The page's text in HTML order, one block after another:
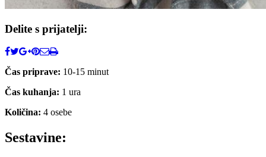
Delite s prijatelji:
Čas priprave: 10-15 minut
Čas kuhanja: 1 ura
Količina: 4 osebe
Sestavine: